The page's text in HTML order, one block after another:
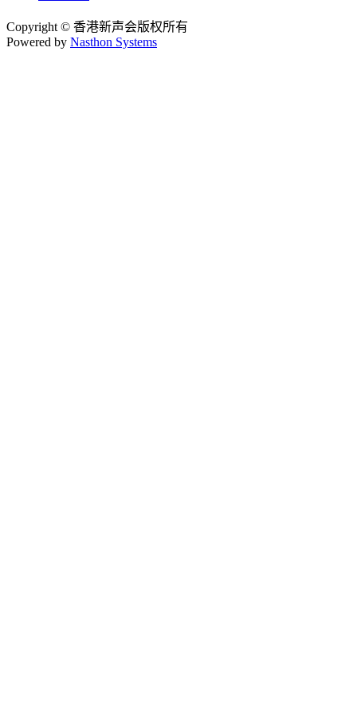
Copyright © 香港新声会版权所有
Powered by Nasthon Systems